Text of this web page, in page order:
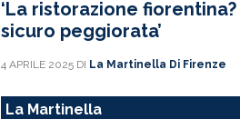
‘La ristorazione fiorentina?
sicuro peggiorata’
4 APRILE 2025 DI La Martinella Di Firenze
La Martinella